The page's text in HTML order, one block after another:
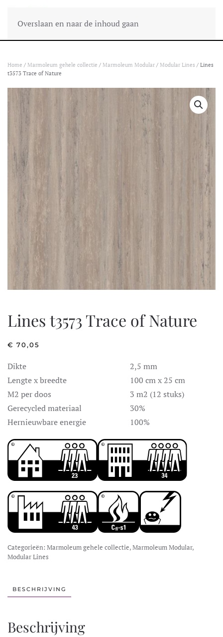
Overslaan en naar de inhoud gaan
Home / Marmoleum gehele collectie / Marmoleum Modular / Modular Lines / Lines
t3573 Trace of Nature
Lines t3573 Trace of Nature
€ 70,05
Dikte
2,5 mm
Lengte x breedte
100 cm x 25 cm
M2 per doos
3 m2 (12 stuks)
Gerecycled materiaal
30%
Hernieuwbare energie
100%
Categorieën: Marmoleum gehele collectie,Marmoleum Modular,
Modular Lines
BESCHRIJVING
Beschrijving